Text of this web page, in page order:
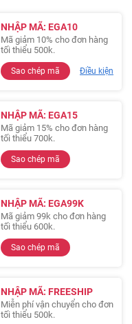
NHẬP MÃ: EGA10
Mã giảm 10% cho đơn hàng
tối thiểu 500k.
Sao chép mã Điều kiện
NHẬP MÃ: EGA15
Mã giảm 15% cho đơn hàng
tối thiểu 700k.
Sao chép mã
NHẬP MÃ: EGA99K
Mã giảm 99k cho đơn hàng
tối thiểu 600k.
Sao chép mã
NHẬP MÃ: FREESHIP
Miễn phí vận chuyển cho đơn
tối thiểu 500k.